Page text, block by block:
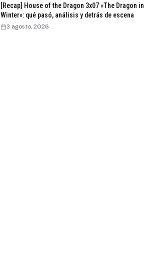
[Recap] House of the Dragon 3x07 «The Dragon in
Winter»: qué pasó, análisis y detrás de escena
3 agosto, 2026